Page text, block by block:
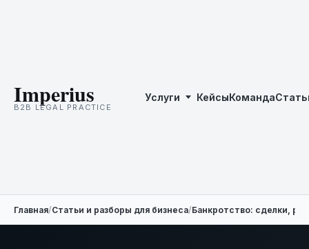
Imperius
B2B LEGAL PRACTICE
Услуги КейсыКоманда
Главная/Статьи и разборы для бизнеса/Банкротство: сделки,